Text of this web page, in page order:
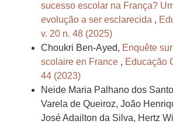
sucesso escolar na França?
evolução a ser esclarecida ,
v. 20 n. 48 (2025)
Choukri Ben-Ayed, Enquête
scolaire en France , Educação
44 (2023)
Neide Maria Palhano dos
Varela de Queiroz, João
José Adailton da Silva, Hertz